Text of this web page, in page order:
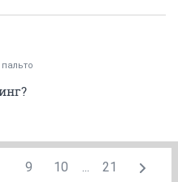
9 10 ... 21